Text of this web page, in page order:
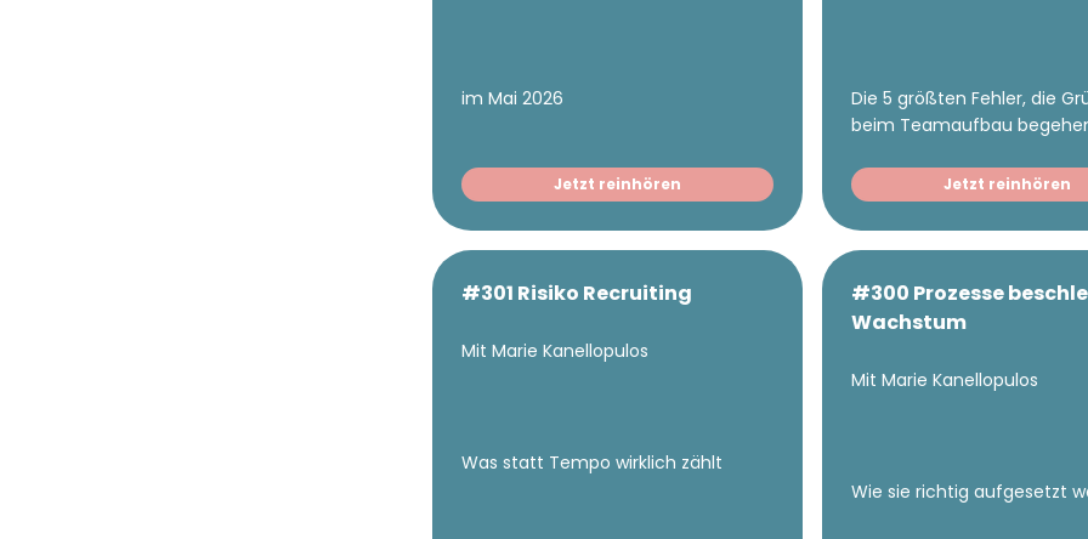
im Mai 2026
Jetzt reinhören
Die 5 größten Fehler, die
beim Teamaufbau
Jetzt reinhören
#301 Risiko Recruiting
Mit Marie Kanellopulos
Was statt Tempo wirklich zählt
#300 Prozesse
Wachstum
Mit Marie Kanellopulos
Wie sie richtig aufgesetzt